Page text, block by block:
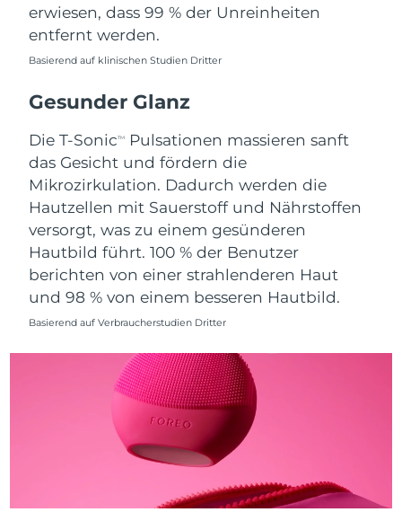
erwiesen, dass 99 % der Unreinheiten
entfernt werden.
Basierend auf klinischen Studien Dritter
Gesunder Glanz
Die T-SonicTM
Pulsationen massieren sanft
das Gesicht und fördern die
Mikrozirkulation. Dadurch werden die
Hautzellen mit Sauerstoff und Nährstoffen
versorgt, was zu einem gesünderen
Hautbild führt. 100 % der Benutzer
berichten von einer strahlenderen Haut
und 98 % von einem besseren Hautbild.
Basierend auf Verbraucherstudien Dritter
Saudi-Arabien
Slowakei
Slowenien Erwartete Lieferung
Südafrika
Südkorea Erwartete Lieferung
Spanien Erwartete Lieferung8/10/26
Schweden Erwartete Lieferung
Erwartete Lieferung
Erwartete Lieferung
Erwartete Lieferung
Erwartete Lieferung8/11/26